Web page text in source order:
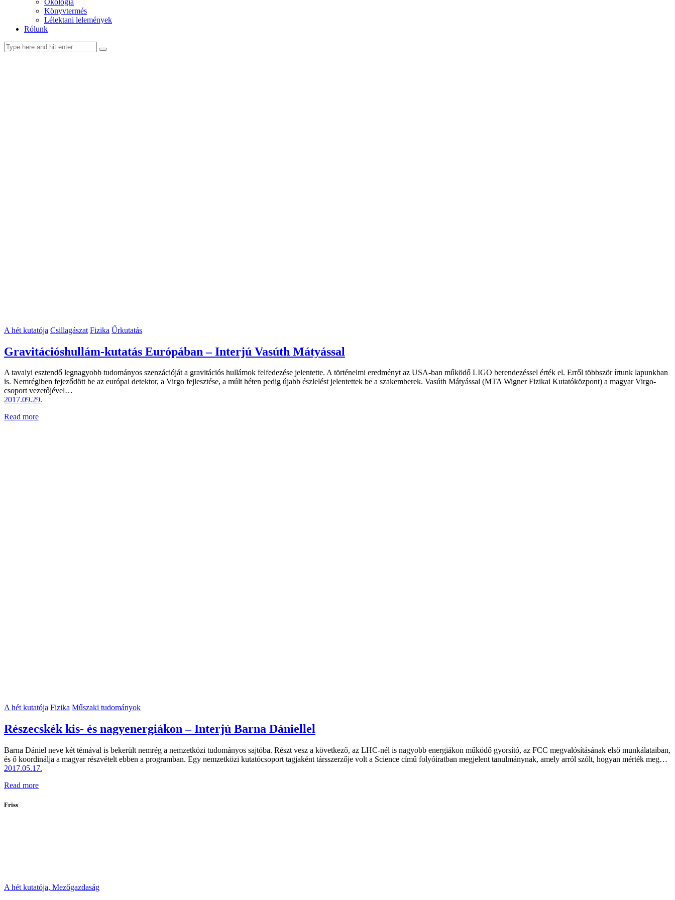
Könyvtermés
Lélektani lelemények
Rólunk
A hét kutatója Csillagászat Fizika Űrkutatás
Gravitációshullám-kutatás Európában – Interjú Vasúth Mátyással
A tavalyi esztendő legnagyobb tudományos szenzációját a gravitációs hullámok felfedezése jelentette. A történelmi eredményt az USA-ban működő LIGO berendezéssel érték el. Erről többször írtunk lapunkban
is. Nemrégiben fejeződött be az európai detektor, a Virgo fejlesztése, a múlt héten pedig újabb észlelést jelentettek be a szakemberek. Vasúth Mátyással (MTA Wigner Fizikai Kutatóközpont) a magyar Virgo-
csoport vezetőjével…
2017.09.29.
Read more
A hét kutatója Fizika Műszaki tudományok
Részecskék kis- és nagyenergiákon – Interjú Barna Dániellel
Barna Dániel neve két témával is bekerült nemrég a nemzetközi tudományos sajtóba. Részt vesz a következő, az LHC-nél is nagyobb energiákon működő gyorsító, az FCC megvalósításának első munkálataiban,
és ő koordinálja a magyar részvételt ebben a programban. Egy nemzetközi kutatócsoport tagjaként társszerzője volt a Science című folyóiratban megjelent tanulmánynak, amely arról szólt, hogyan mérték meg…
2017.05.17.
Read more
Friss
A hét kutatója, Mezőgazdaság